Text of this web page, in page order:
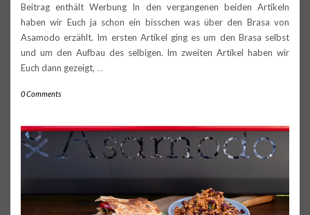
Beitrag enthält Werbung In den vergangenen beiden Artikeln
haben wir Euch ja schon ein bisschen was über den Brasa von
Asamodo erzählt. Im ersten Artikel ging es um den Brasa selbst
und um den Aufbau des selbigen. Im zweiten Artikel haben wir
Euch dann gezeigt, …
0 Comments